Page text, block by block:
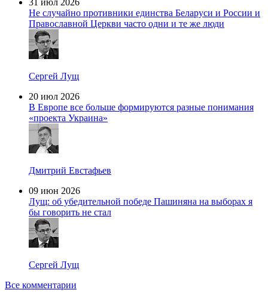
Не случайно противники единства Беларуси и России и
Православной Церкви часто одни и те же люди
Сергей Лущ
20 июл 2026
В Европе все больше формируются разные понимания
«проекта Украина»
Дмитрий Евстафьев
09 июн 2026
Лущ: об убедительной победе Пашиняна на выборах я
бы говорить не стал
Сергей Лущ
Все комментарии